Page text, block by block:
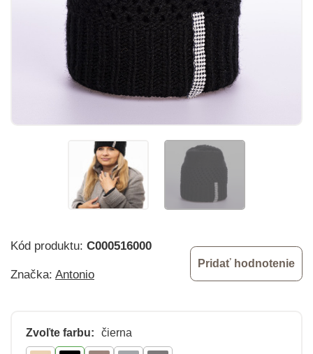
Kód produktu: C000516000
Značka: Antonio
Pridať hodnotenie
Zvoľte farbu: čierna